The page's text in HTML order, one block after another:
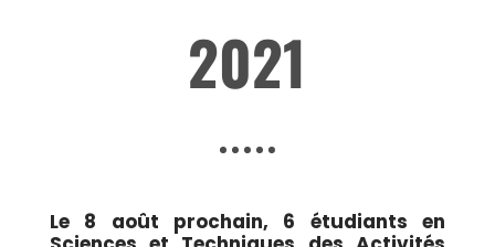
2021
Le 8 août prochain, 6 étudiants en